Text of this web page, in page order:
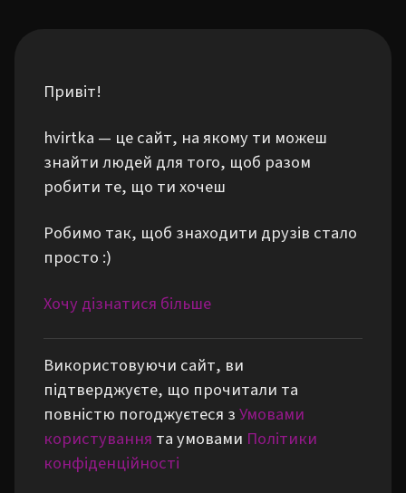
Привіт!
hvirtka — це сайт, на якому ти можеш
знайти людей для того, щоб разом
робити те, що ти хочеш
Робимо так, щоб знаходити друзів стало
просто :)
Хочу дізнатися більше
Використовуючи сайт, ви
підтверджуєте, що прочитали та
повністю погоджуєтеся зУмовами
користування та умовами Політики
конфіденційності